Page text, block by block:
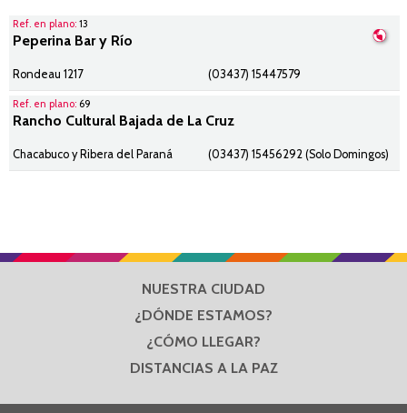
Ref. en plano:13
Peperina Bar y Río
Rondeau 1217 (03437) 15447579
Ref. en plano: 69
Rancho Cultural Bajada de La Cruz
Chacabuco y Ribera del Paraná (03437) 15456292 (Solo Domingos)
NUESTRA CIUDAD
¿DÓNDE ESTAMOS?
¿CÓMO LLEGAR?
DISTANCIAS A LA PAZ